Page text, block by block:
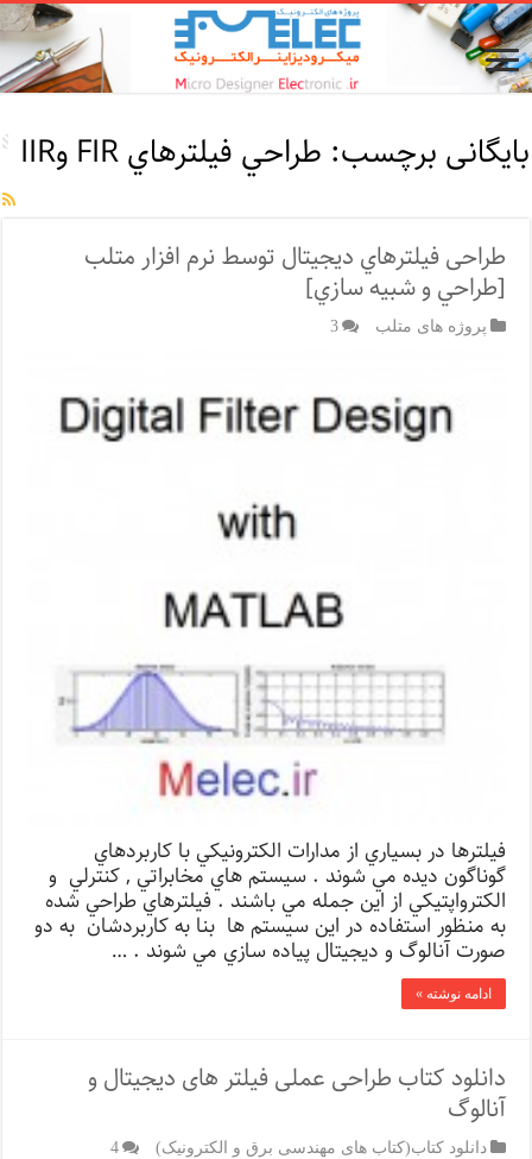
بایگانی برچسب: طراحي فيلترهاي FIR وIIR
طراحی فيلترهاي ديجيتال توسط نرم افزار متلب
[طراحي و شبيه سازي]
پروژه های متلب 3
فيلترها در بسياري از مدارات الكترونيكي با كاربردهاي
گوناگون ديده مي شوند . سيستم هاي مخابراتي , كنترلي و
الكترواپتيكي از اين جمله مي باشند . فيلترهاي طراحي شده
به منظور استفاده در اين سيستم ها بنا به كاربردشان به دو
صورت آنالوگ و ديجيتال پياده سازي مي شوند . …
ادامه نوشته »
دانلود کتاب طراحی عملی فیلتر های دیجیتال و
آنالوگ
دانلود کتاب(کتاب های مهندسی برق و الکترونیک) 4